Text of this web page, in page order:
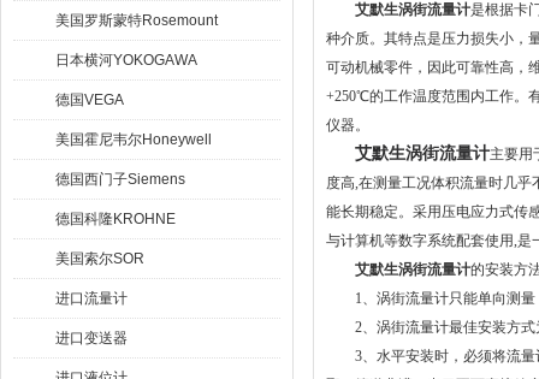
美国罗斯蒙特Rosemount
日本横河YOKOGAWA
德国VEGA
美国霍尼韦尔Honeywell
德国西门子Siemens
德国科隆KROHNE
美国索尔SOR
进口流量计
进口变送器
艾默生涡街流量计是根据卡
种介质。其特点是压力损失小，
可动机械零件，因此可靠性高，
+250℃的工作温度范围内工作。
仪器。
艾默生涡街流量计主要用
度高,在测量工况体积流量时几
能长期稳定。采用压电应力式传
与计算机等数字系统配套使用,
艾默生涡街流量计的安装方
1、涡街流量计只能单向测量
2、涡街流量计最佳安装方式
3、水平安装时，必须将流量